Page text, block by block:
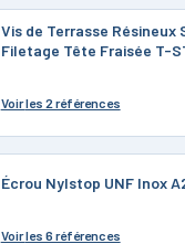
Vis de Terrasse Résineux
Filetage Tête Fraisée T-
Voirles 2 références
Écrou Nylstop UNF Inox
Voirles 6 références